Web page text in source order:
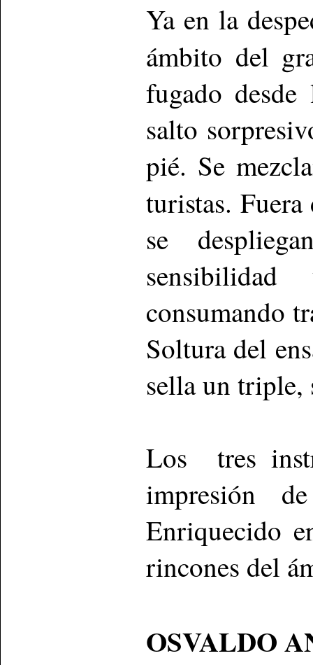
Ya en la
ámbito del
fugado
salto
pié. Se
turistas.
se
consumando
Soltura del
sella un triple,
Los tres
impresión
Enriquecido
rincones del
OSVALDO